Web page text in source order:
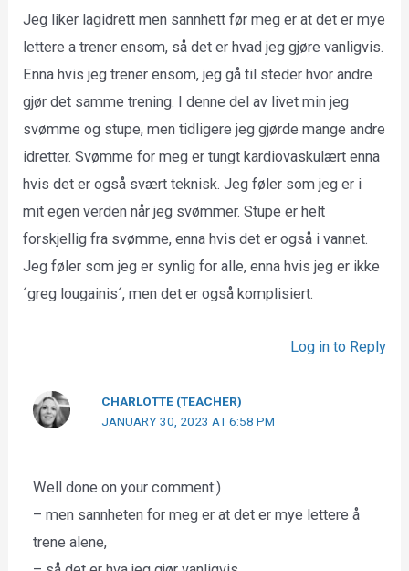
Jeg liker lagidrett men sannhett før meg er at det er mye
lettere a trener ensom, så det er hvad jeg gjøre vanligvis.
Enna hvis jeg trener ensom, jeg gå til steder hvor andre
gjør det samme trening. I denne del av livet min jeg
svømme og stupe, men tidligere jeg gjørde mange andre
idretter. Svømme for meg er tungt kardiovaskulært enna
hvis det er også svært teknisk. Jeg føler som jeg er i
mit egen verden når jeg svømmer. Stupe er helt
forskjellig fra svømme, enna hvis det er også i vannet.
Jeg føler som jeg er synlig for alle, enna hvis jeg er ikke
´greg lougainis´, men det er også komplisiert.
Log in to Reply
CHARLOTTE (TEACHER)
JANUARY 30, 2023 AT 6:58 PM
Well done on your comment:)
– men sannheten for meg er at det er mye lettere å
trene alene,